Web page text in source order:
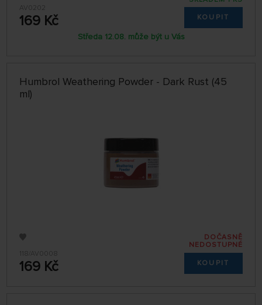
AV0202
169 Kč KOUPIT
Středa 12.08. může být u Vás
Humbrol Weathering Powder - Dark Rust (45
ml)
118/AV0008
169 Kč
DOČASNĚ
NEDOSTUPNÉ
KOUPIT